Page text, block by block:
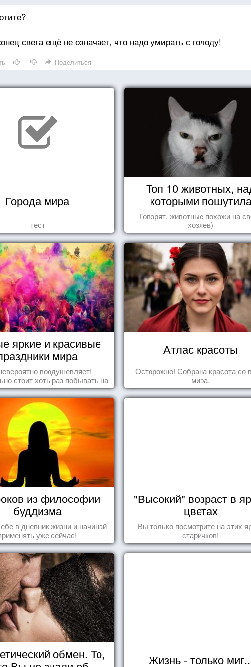
света ещё не означает, что надо умирать с голоду!
Поделиться
Города мира
тест
Топ 10 животных,
которыми пошутила
природа
Говорят, животные похожи на
хозяев)
яркие и красивые
мира
воодушевляет!
стоит хоть раз побывать на
мероприятиях и получить
массу впечатлений!
Атлас красоты
Осторожно! Собрана красота со
мира.
из философии
буддизма
в дневник жизни и начинай
уже сейчас!
"Высокий" возраст в
цветах
Вы только посмотрите на этих
старичков!
обмен. То,
Жизнь - только